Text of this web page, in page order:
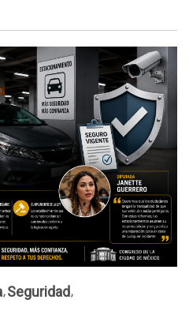
Seguridad